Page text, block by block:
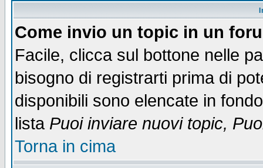
Come invio un topic in un
Facile, clicca sul bottone nelle
bisogno di registrarti prima di
disponibili sono elencate in
lista Puoi inviare nuovi topic,
Torna in cima